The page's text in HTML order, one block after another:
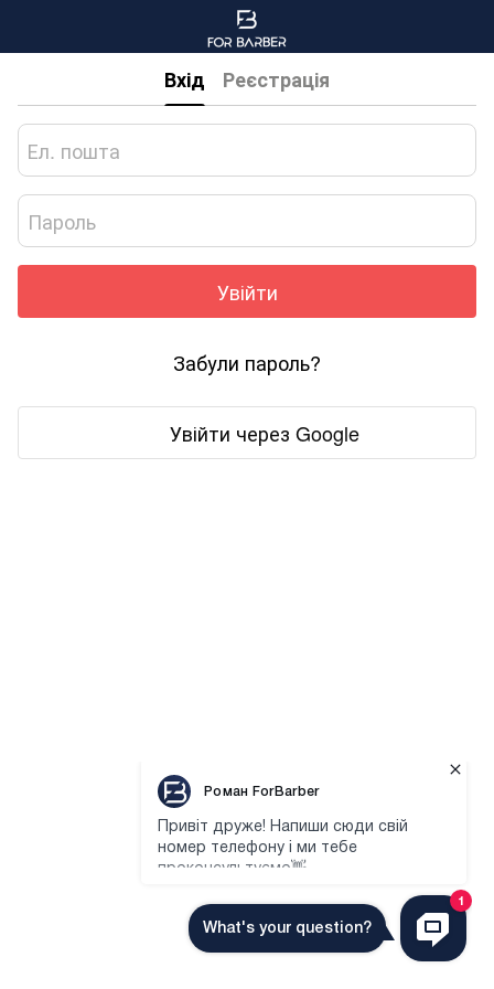
Вхід Реєстрація
Увійти
Забули пароль?
Увійти через Google